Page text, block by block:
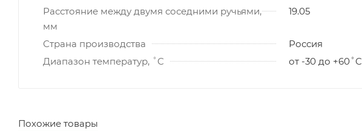
Расстояние между двумя соседними ручьями,
мм
19.05
Страна производства
Россия
Диапазон температур, ˚C
от -30 до +60˚C
Похожие товары